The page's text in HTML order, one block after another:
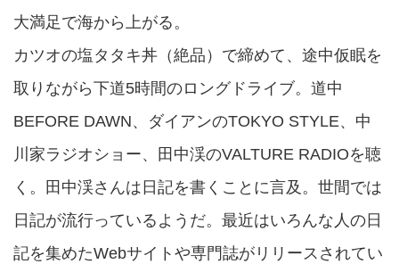
大満足で海から上がる。
カツオの塩タタキ丼（絶品）で締めて、途中仮眠を
取りながら下道5時間のロングドライブ。道中
BEFORE DAWN、ダイアンのTOKYO STYLE、中
川家ラジオショー、田中渓のVALTURE RADIOを聴
く。田中渓さんは日記を書くことに言及。世間では
日記が流行っているようだ。最近はいろんな人の日
記を集めたWebサイトや専門誌がリリースされてい